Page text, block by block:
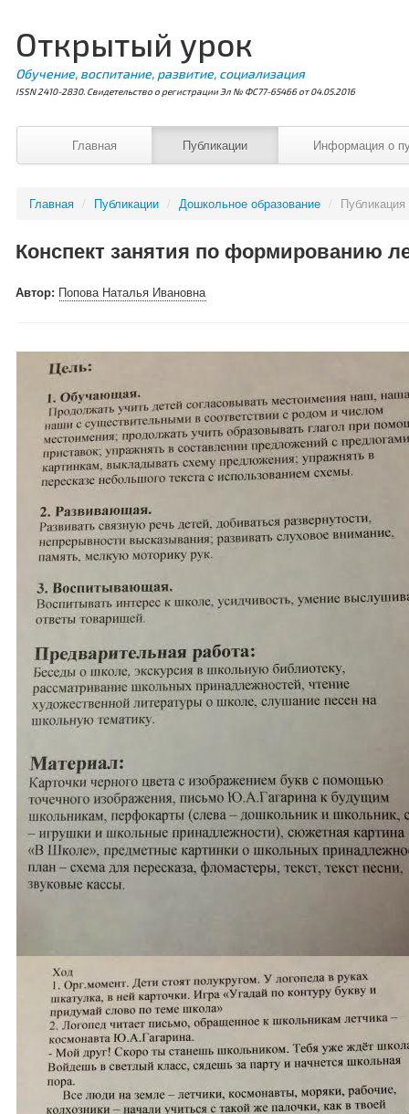
Открытый урок
Обучение, воспитание, развитие, социализация
ISSN 2410-2830. Свидетельство о регистрации Эл № ФС77-65466 от 04.05.2016
Главная Публикации Информация о
Главная / Публикации / Дошкольное образование /
Конспект занятия по формированию
Автор: Попова Наталья Ивановна